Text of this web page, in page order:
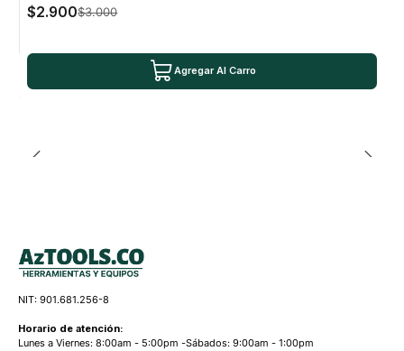
$2.900$3.000
Agregar Al Carro
NIT: 901.681.256-8
Horario de atención:
Lunes a Viernes: 8:00am - 5:00pm -Sábados: 9:00am - 1:00pm